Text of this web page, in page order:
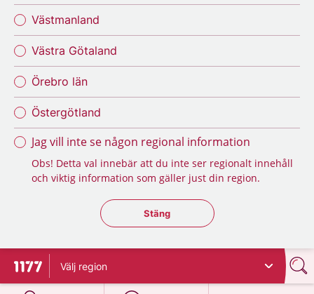
Västmanland
Västra Götaland
Örebro län
Östergötland
Jag vill inte se någon regional information
Obs! Detta val innebär att du inte ser regionalt innehåll
och viktig information som gäller just din region.
Stäng regionsväljaren
Stäng
Till startsidan för 1177
Välj region
på 1177.se
på 1177.se